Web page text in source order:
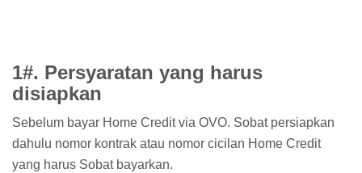
1#. Persyaratan yang harus
disiapkan
Sebelum bayar Home Credit via OVO. Sobat persiapkan
dahulu nomor kontrak atau nomor cicilan Home Credit
yang harus Sobat bayarkan.